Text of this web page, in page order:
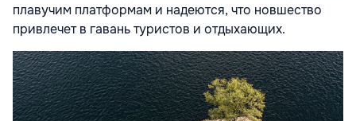
плавучим платформам и надеются, что новшество
привлечет в гавань туристов и отдыхающих.